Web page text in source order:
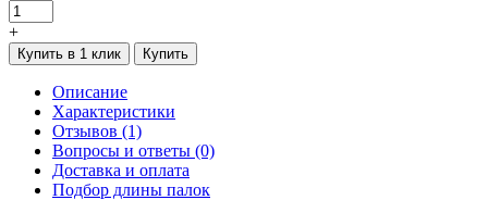
+
Купить в 1 клик Купить
Описание
Характеристики
Отзывов (1)
Вопросы и ответы (0)
Доставка и оплата
Подбор длины палок